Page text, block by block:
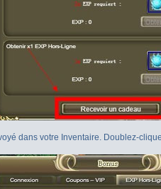
dans votre Inventaire. Doublez-